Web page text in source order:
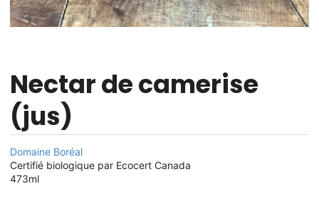
Nectar de camerise
(jus)
Domaine Boréal
Certifié biologique par Ecocert Canada
473ml